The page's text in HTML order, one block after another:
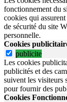
fonctionnement du
cookies qui
de sécurité du site
personnelle.
Cookies
publicite
Les cookies
publicités et des
suivent les visiteurs
pour fournir des
Cookies